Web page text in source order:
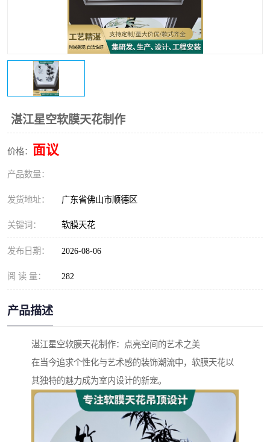
湛江星空软膜天花制作
价格： 面议
产品数量：
发货地址： 广东省佛山市顺德区
关键词： 软膜天花
发布日期： 2026-08-06
阅 读 量： 282
产品描述
湛江星空软膜天花制作：点亮空间的艺术之美
在当今追求个性化与艺术感的装饰潮流中，软膜天花以
其独特的魅力成为室内设计的新宠。